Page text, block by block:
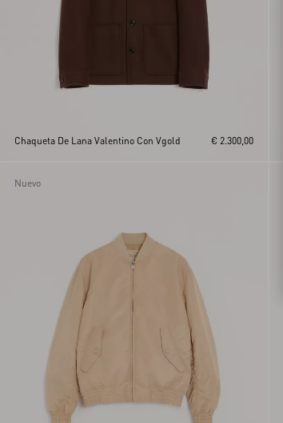
Chaqueta De Lana Valentino Con Vgold € 2.300,00
Nuevo